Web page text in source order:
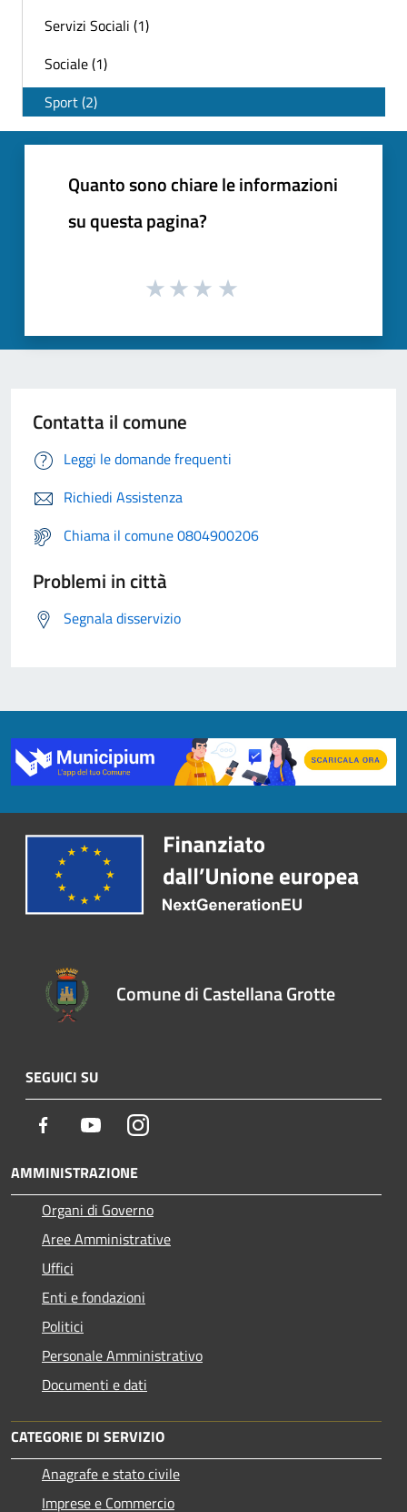
Servizi Sociali (1)
Sociale (1)
Sport (2)
Quanto sono chiare le informazioni
su questa pagina?
Contatta il comune
Leggi le domande frequenti
Richiedi Assistenza
Chiama il comune 0804900206
Problemi in città
Segnala disservizio
Comune di Castellana Grotte
SEGUICI SU
Facebook YoutubeInstagram
AMMINISTRAZIONE
Organi di Governo
Aree Amministrative
Uffici
Enti e fondazioni
Politici
Personale Amministrativo
Documenti e dati
CATEGORIE DI SERVIZIO
Anagrafe e stato civile
Imprese e Commercio